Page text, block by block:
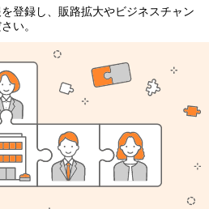
登録し、販路拡大やビジネスチャン
い。